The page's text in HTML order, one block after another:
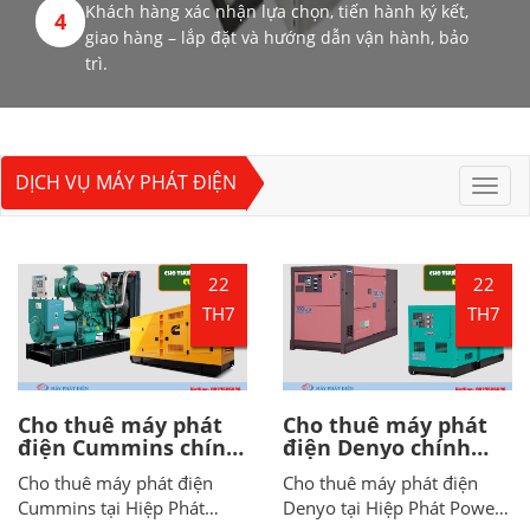
4
Khách hàng xác nhận lựa chọn, tiến hành ký kết,
giao hàng – lắp đặt và hướng dẫn vận hành, bảo
trì.
DỊCH VỤ MÁY PHÁT ĐIỆN
22
TH7
Cho thuê máy phát
điện Cummins chính
hãng, giá rẻ, hỗ trợ
kỹ thuật nhanh
Cho thuê máy phát điện
Cummins tại Hiệp Phát
22
TH7
Cho thuê máy phát
điện Denyo chính
hãng, giá rẻ, hỗ trợ
kỹ thuật nhanh
Cho thuê máy phát điện
Denyo tại Hiệp Phát Power